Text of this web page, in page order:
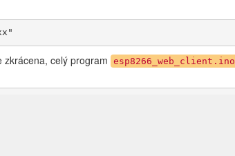
zkrácena, celý program esp8266_web_client.ino